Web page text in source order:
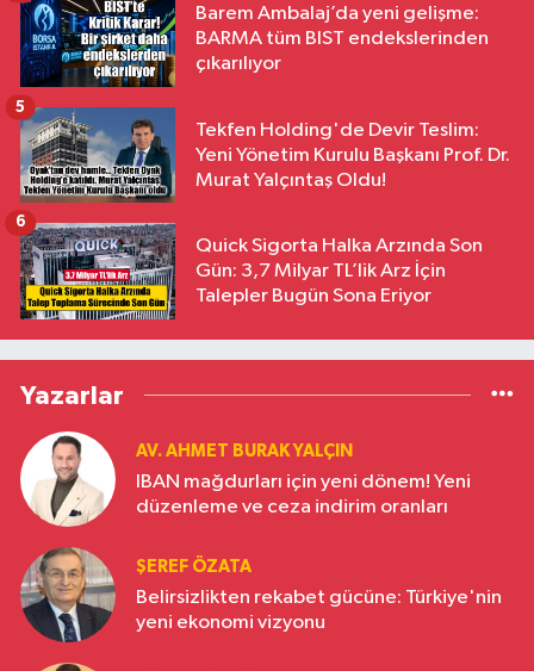
Barem Ambalaj’da yeni gelişme:
BARMA tüm BIST endekslerinden
çıkarılıyor
Tekfen Holding'de Devir Teslim:
Yeni Yönetim Kurulu Başkanı Prof. Dr.
Murat Yalçıntaş Oldu!
5
Quick Sigorta Halka Arzında Son
Gün: 3,7 Milyar TL’lik Arz İçin
Talepler Bugün Sona Eriyor
6
Yazarlar
AV. AHMET BURAK YALÇIN
IBAN mağdurları için yeni dönem! Yeni
düzenleme ve ceza indirim oranları
ŞEREF ÖZATA
Belirsizlikten rekabet gücüne: Türkiye'nin
yeni ekonomi vizyonu